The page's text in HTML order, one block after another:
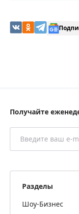
Получайте
Разделы
Шоу-Бизнес